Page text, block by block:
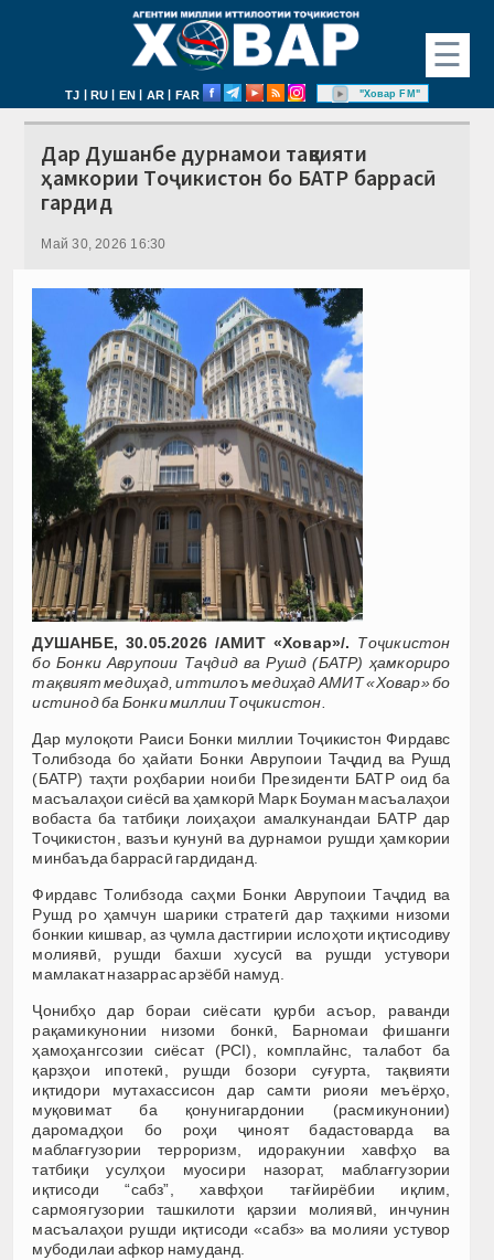
☰
TJ | RU | EN | AR | FAR "Ховар FM"
Дар Душанбе дурнамои тақвияти
ҳамкории Тоҷикистон бо БАТР баррасӣ
гардид
Май 30, 2026 16:30
ДУШАНБЕ, 30.05.2026 /АМИТ «Ховар»/. Тоҷикистон
бо Бонки Аврупоии Таҷдид ва Рушд (БАТР) ҳамкориро
тақвият медиҳад, иттилоъ медиҳад АМИТ «Ховар» бо
истинод ба Бонки миллии Тоҷикистон.
Дар мулоқоти Раиси Бонки миллии Тоҷикистон Фирдавс
Толибзода бо ҳайати Бонки Аврупоии Таҷдид ва Рушд
(БАТР) таҳти роҳбарии ноиби Президенти БАТР оид ба
масъалаҳои сиёсӣ ва ҳамкорӣ Марк Боуман масъалаҳои
вобаста ба татбиқи лоиҳаҳои амалкунандаи БАТР дар
Тоҷикистон, вазъи кунунӣ ва дурнамои рушди ҳамкории
минбаъда баррасӣ гардиданд.
Фирдавс Толибзода саҳми Бонки Аврупоии Таҷдид ва
Рушд ро ҳамчун шарики стратегӣ дар таҳкими низоми
бонкии кишвар, аз ҷумла дастгирии ислоҳоти иқтисодиву
молиявӣ, рушди бахши хусусӣ ва рушди устувори
мамлакат назаррас арзёбӣ намуд.
Ҷонибҳо дар бораи сиёсати қурби асъор, раванди
рақамикунонии низоми бонкӣ, Барномаи фишанги
ҳамоҳангсозии сиёсат (PCI), комплайнс, талабот ба
қарзҳои ипотекӣ, рушди бозори суғурта, тақвияти
иқтидори мутахассисон дар самти риояи меъёрҳо,
муқовимат ба қонунигардонии (расмикунонии)
даромадҳои бо роҳи ҷиноят бадастоварда ва
маблағгузории терроризм, идоракунии хавфҳо ва
татбиқи усулҳои муосири назорат, маблағгузории
иқтисоди “сабз”, хавфҳои тағйирёбии иқлим,
сармоягузории ташкилоти қарзии молиявӣ, инчунин
масъалаҳои рушди иқтисоди «сабз» ва молияи устувор
мубодилаи афкор намуданд.